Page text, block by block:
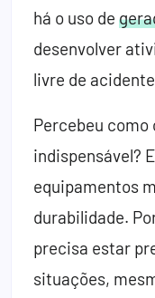
há o uso de
desenvolver
livre de
Percebeu como
indispensável?
equipamentos
durabilidade.
precisa estar
situações,